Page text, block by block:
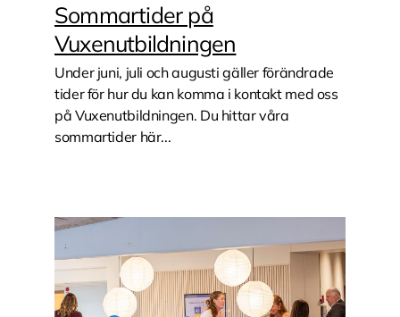
Sommartider på
Vuxenutbildningen
Under juni, juli och augusti gäller förändrade
tider för hur du kan komma i kontakt med oss
på Vuxenutbildningen. Du hittar våra
sommartider här...